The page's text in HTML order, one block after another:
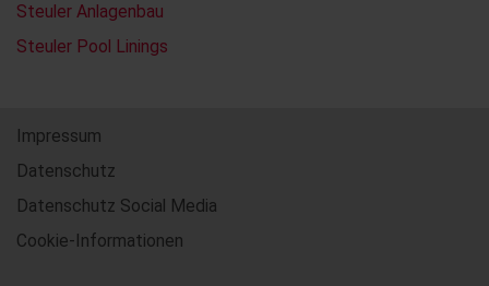
Steuler Anlagenbau
Steuler Pool Linings
Impressum
Datenschutz
Datenschutz Social Media
Cookie-Informationen